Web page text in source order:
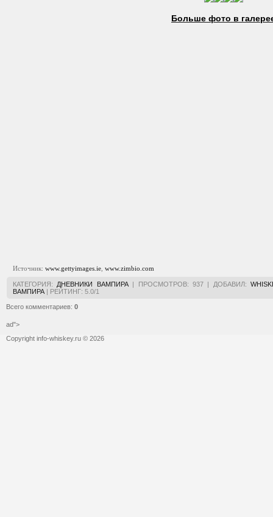
Больше фото в
Источник: www.gettyimages.ie​​​​​​​ www.zimbio.com​​​​​​​
КАТЕГОРИЯ: ДНЕВНИКИ ВАМПИРА| ПРОСМОТРОВ: 937| ДОБАВИЛ:
ВАМПИРА | РЕЙТИНГ: 5.0/1
Всего комментариев: 0
ad">
Copyright info-whiskey.ru © 2026